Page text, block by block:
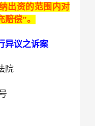
出资的范围内对
偿”。
异议之诉案
院